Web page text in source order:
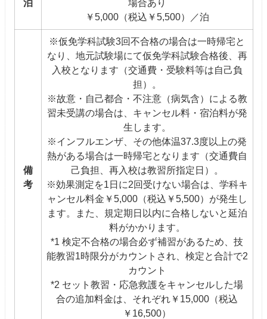
泊
場合あり
￥5,000（税込￥5,500）／泊
備
考
※仮免学科試験3回不合格の場合は一時帰宅と
なり、地元試験場にて仮免学科試験合格後、再
入校となります（交通費・受験料等は自己負
担）。
※故意・自己都合・不注意（病気含）による教
習未受講の場合は、キャンセル料・宿泊料が発
生します。
※インフルエンザ、その他体温37.3度以上の発
熱がある場合は一時帰宅となります（交通費自
己負担、再入校は教習所指定日）。
※効果測定を1日に2回受けない場合は、学科キ
ャンセル料金￥5,000（税込￥5,500）が発生し
ます。また、規定期日以内に合格しないと延泊
料がかかります。
*1 検定不合格の場合必ず補習があるため、技
能教習1時限分がカウントされ、検定と合計で2
カウント
*2 セット教習・応急救護をキャンセルした場
合の追加料金は、それぞれ￥15,000（税込
￥16,500）